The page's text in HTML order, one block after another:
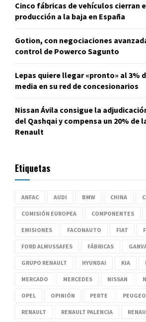
Cinco fábricas de vehículos cierran
producción a la baja en España
Gotion, con negociaciones
control de Powerco Sagunto
Lepas quiere llegar «pronto» al 3%
media en su red de concesionarios
Nissan Ávila consigue la
del Qashqai y compensa un 20% de
Renault
Etiquetas
ANFAC AUDI BMW CHINA
COMISIÓN EUROPEA COMPONENTES
EMISIONES FACONAUTO FIAT
FORD ALMUSSAFES FÁBRICAS
GRUPO RENAULT HYUNDAI KIA
MERCADO MERCEDES NISSAN
OPEL OPINIÓN PERTE
RENAULT RENAULT PALENCIA